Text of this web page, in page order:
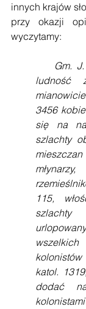
innych krajów
przy okazji
wyczytamy:
Gm.
ludność
3456
się na
szlachty
115,
katol.
dodać